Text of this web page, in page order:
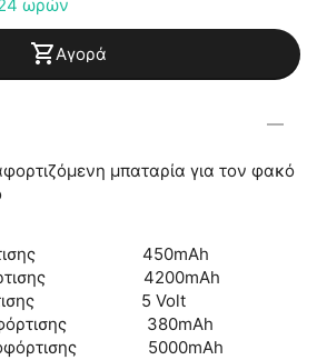
ωρών
Αγορά
μπαταρία για τον φακό
φόρτισης 450mAh
φόρτισης 4200mAh
φόρτισης 5 Volt
380mAh
5000mAh